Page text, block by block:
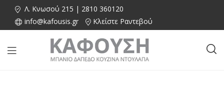
Λ. Κνωσού 215 | 2810 360120
info@kafousis.gr
Κλείστε Ραντεβού